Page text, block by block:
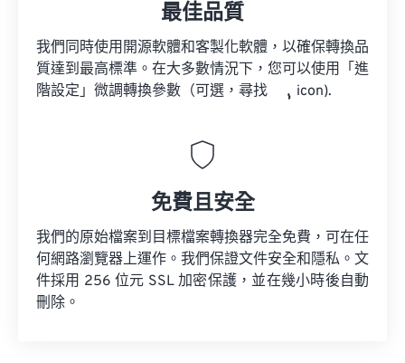
最佳品質
我們同時使用開源軟體和客製化軟體，以確保轉換品
質達到最高標準。在大多數情況下，您可以使用「進
階設定」微調轉換參數（可選，尋找
icon).
免費且安全
我們的原始檔案到目標檔案轉換器完全免費，可在任
何網路瀏覽器上運作。我們保證文件安全和隱私。文
件採用 256 位元 SSL 加密保護，並在幾小時後自動
刪除。